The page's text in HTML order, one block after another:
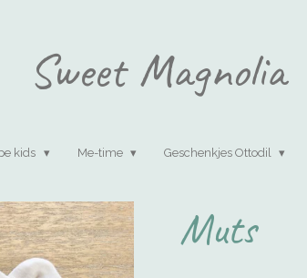
Sweet Magnolia
kids Me-time Geschenkjes Ottodil
Muts